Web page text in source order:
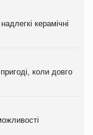
керамічні
коли довго